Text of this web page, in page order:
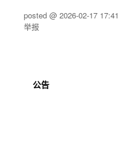
posted @ 2026-02-17 17:41
举报
公告